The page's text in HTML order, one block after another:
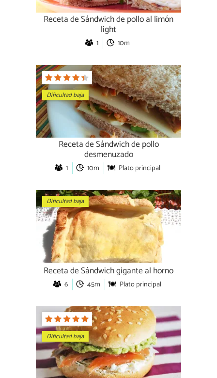
Receta de Sándwich de pollo al limón
light
1 10m
Dificultad baja
Receta de Sándwich de pollo
desmenuzado
1 10m Plato principal
Dificultad baja
Receta de Sándwich gigante al horno
6 45m Plato principal
Dificultad baja